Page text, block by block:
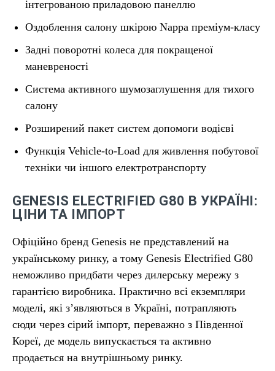
інтегрованою приладовою панеллю
Оздоблення салону шкірою Nappa преміум-класу
Задні поворотні колеса для покращеної
маневреності
Система активного шумозаглушення для тихого
салону
Розширений пакет систем допомоги водієві
Функція Vehicle-to-Load для живлення побутової
техніки чи іншого електротранспорту
GENESIS ELECTRIFIED G80 В УКРАЇНІ:
ЦІНИ ТА ІМПОРТ
Офіційно бренд Genesis не представлений на
українському ринку, а тому Genesis Electrified G80
неможливо придбати через дилерську мережу з
гарантією виробника. Практично всі екземпляри
моделі, які з’являються в Україні, потрапляють
сюди через сірий імпорт, переважно з Південної
Кореї, де модель випускається та активно
продається на внутрішньому ринку.